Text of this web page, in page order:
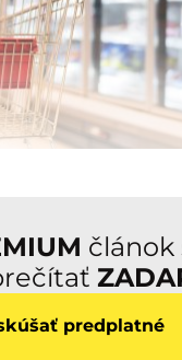
článok
predplatné